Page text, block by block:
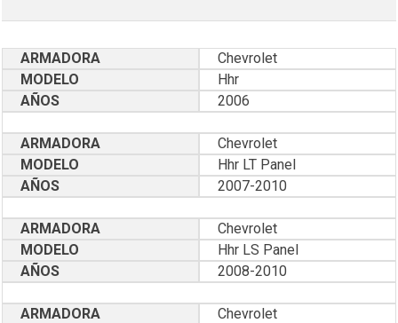
ARMADORA
Chevrolet
MODELO
Hhr
AÑOS
2006
ARMADORA
Chevrolet
MODELO
Hhr LT Panel
AÑOS
2007-2010
ARMADORA
Chevrolet
MODELO
Hhr LS Panel
AÑOS
2008-2010
ARMADORA
Chevrolet